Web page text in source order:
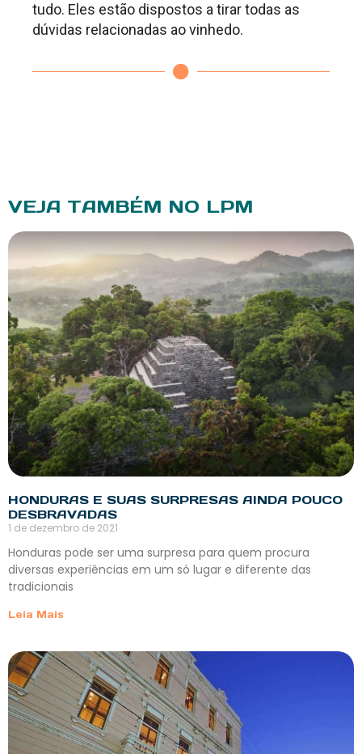
tudo. Eles estão dispostos a tirar todas as
dúvidas relacionadas ao vinhedo.
VEJA TAMBÉM NO LPM
HONDURAS E SUAS SURPRESAS AINDA POUCO
DESBRAVADAS
1 de dezembro de 2021
Honduras pode ser uma surpresa para quem procura
diversas experiências em um só lugar e diferente das
tradicionais
Leia Mais